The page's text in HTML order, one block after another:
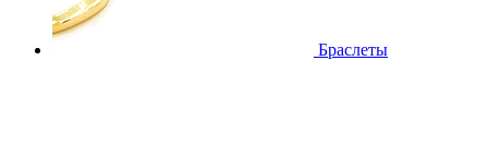
Браслеты